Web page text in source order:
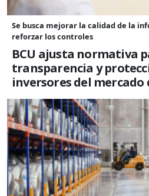
Se busca mejorar la calidad de la
reforzar los controles
BCU ajusta normativa
transparencia y
inversores del mercado